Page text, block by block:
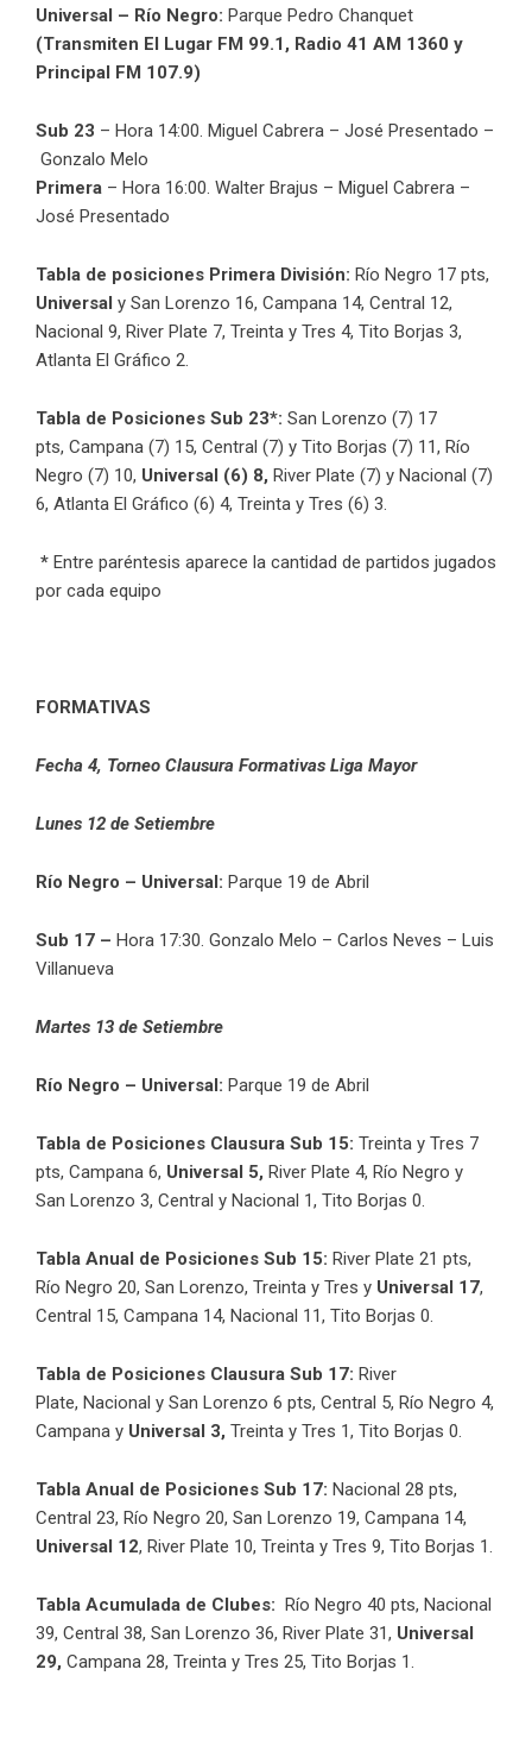
Universal – Río Negro: Parque Pedro Chanquet
(Transmiten El Lugar FM 99.1, Radio 41 AM 1360 y
Principal FM 107.9)
Sub 23 – Hora 14:00. Miguel Cabrera – José Presentado –
Gonzalo Melo
Primera – Hora 16:00. Walter Brajus – Miguel Cabrera –
José Presentado
Tabla de posiciones Primera División: Río Negro 17 pts,
Universal y San Lorenzo 16, Campana 14, Central 12,
Nacional 9, River Plate 7, Treinta y Tres 4, Tito Borjas 3,
Atlanta El Gráfico 2.
Tabla de Posiciones Sub 23*: San Lorenzo (7) 17
pts, Campana (7) 15, Central (7) y Tito Borjas (7) 11, Río
Negro (7) 10, Universal (6) 8, River Plate (7) y Nacional (7)
6, Atlanta El Gráfico (6) 4, Treinta y Tres (6) 3.
* Entre paréntesis aparece la cantidad de partidos jugados
por cada equipo
FORMATIVAS
Fecha 4, Torneo Clausura Formativas Liga Mayor
Lunes 12 de Setiembre
Río Negro – Universal: Parque 19 de Abril
Sub 17 – Hora 17:30. Gonzalo Melo – Carlos Neves – Luis
Villanueva
Martes 13 de Setiembre
Río Negro – Universal: Parque 19 de Abril
Tabla de Posiciones Clausura Sub 15: Treinta y Tres 7
pts, Campana 6, Universal 5, River Plate 4, Río Negro y
San Lorenzo 3, Central y Nacional 1, Tito Borjas 0.
Tabla Anual de Posiciones Sub 15: River Plate 21 pts,
Río Negro 20, San Lorenzo, Treinta y Tres y Universal 17,
Central 15, Campana 14, Nacional 11, Tito Borjas 0.
Tabla de Posiciones Clausura Sub 17: River
Plate, Nacional y San Lorenzo 6 pts, Central 5, Río Negro 4,
Campana y Universal 3, Treinta y Tres 1, Tito Borjas 0.
Tabla Anual de Posiciones Sub 17: Nacional 28 pts,
Central 23, Río Negro 20, San Lorenzo 19, Campana 14,
Universal 12, River Plate 10, Treinta y Tres 9, Tito Borjas 1.
Tabla Acumulada de Clubes: Río Negro 40 pts, Nacional
39, Central 38, San Lorenzo 36, River Plate 31, Universal
29, Campana 28, Treinta y Tres 25, Tito Borjas 1.